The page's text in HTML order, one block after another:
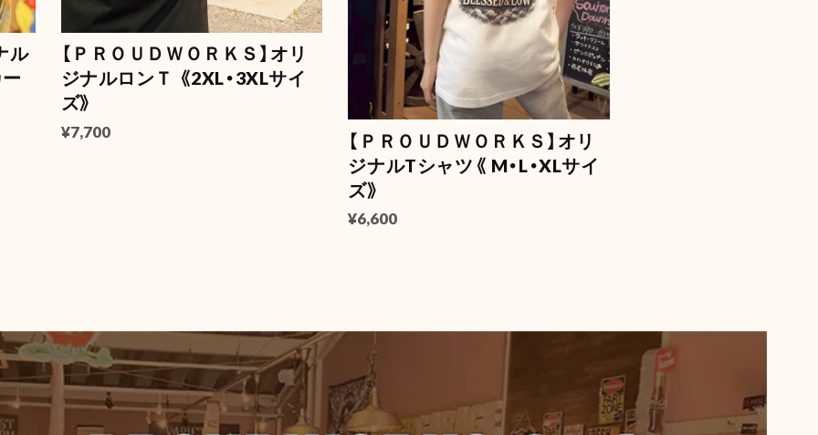
NASA LUMA ZIP【蓄光】
2026/06/08
マスタード
2026/06/04
【Mercury】マーキュリー カラーミニバケツ
ホワイト
2026/06/04
ル
【ＰＲＯＵＤＷＯＲＫＳ】オリ
ジナルロンＴ 《2XL・3XLサイ
ズ》
¥7,700
【ＰＲＯＵＤＷＯＲＫＳ】オリ
ジナルTシャツ《 M・L・XLサイ
ズ》
¥6,600